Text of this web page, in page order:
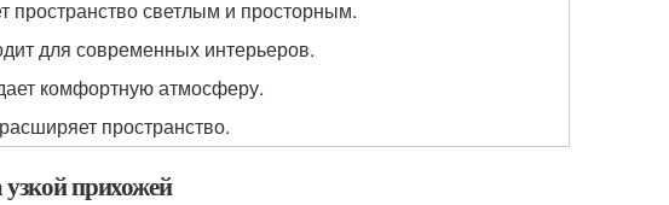
пространство светлым и просторным.
для современных интерьеров.
комфортную атмосферу.
пространство.
прихожей